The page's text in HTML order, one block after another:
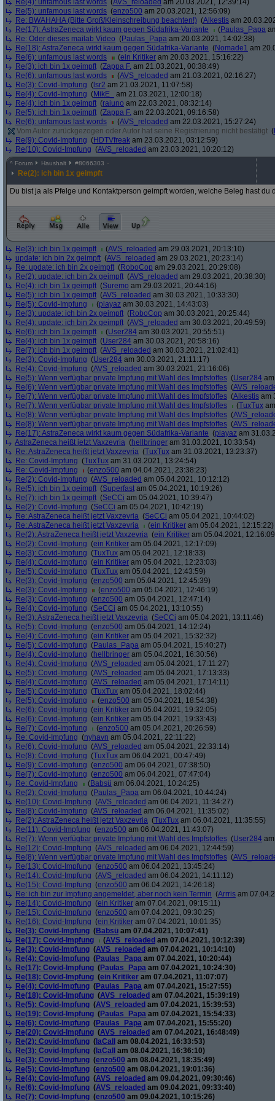
Re(4): unfamous last words (AVS_reloaded am 20.03.2021, 12:39:14)
Re(5): unfamous last words (enzo500 am 20.03.2021, 12:56:09)
Re: BWAHAHA (Bitte Groß/Kleinschreibung beachten!) (Alkestis am
Re(17): AstraZeneca wirkt kaum gegen Südafrika-Variante
(Paulas_Papa
Re: Oder dieses mailab Video (Paulas_Papa am 20.03.2021, 14:02:38)
Re(18): AstraZeneca wirkt kaum gegen Südafrika-Variante (Nomade1 am
Re(6): unfamous last words
(ein Kritiker am 20.03.2021, 15:16:22)
Re(3): ich bin 1x geimpft (Zappa F. am 21.03.2021, 00:38:49)
Re(6): unfamous last words
(AVS_reloaded am 21.03.2021, 02:16:27)
Re(3): Covid-Impfung ( lsr2 am 21.03.2021, 11:07:58)
Re(4): Covid-Impfung (MikE_
am 21.03.2021, 12:00:18)
Re(4): ich bin 1x geimpft (raiuno am 22.03.2021, 08:32:14)
Re(5): ich bin 1x geimpft (Zappa F. am 22.03.2021, 09:16:58)
Re(6): unfamous last words
(AVS_reloaded am 22.03.2021, 15:27:24)
Vom Autor zurückgezogen oder Autor hat seine Registrierung nicht bestätigt (
Re(9): Covid-Impfung (HDTVfreak am 23.03.2021, 03:12:59)
Re(10): Covid-Impfung (AVS_reloaded am 23.03.2021, 10:20:12)
^ Forum Haushalt #8066303
Re(2): ich bin 1x geimpft
Du bist ja als Pfelge und Kontaktperson geimpft worden, welche Beleg hast du
Re(3): ich bin 1x geimpft (AVS_reloaded am 29.03.2021, 20:13:10)
update: ich bin 2x geimpft (AVS_reloaded am 29.03.2021, 20:23:14)
Re: update: ich bin 2x geimpft (RoboCop am 29.03.2021, 20:29:08)
Re(2): update: ich bin 2x geimpft (AVS_reloaded am 29.03.2021, 20:38:30)
Re(4): ich bin 1x geimpft (Suremo am 29.03.2021, 20:44:16)
Re(5): ich bin 1x geimpft (AVS_reloaded am 30.03.2021, 10:33:30)
Re(5): Covid-Impfung
(playaz am 30.03.2021, 14:43:03)
Re(3): update: ich bin 2x geimpft (RoboCop am 30.03.2021, 20:25:44)
Re(4): update: ich bin 2x geimpft (AVS_reloaded am 30.03.2021, 20:49:59)
Re(6): ich bin 1x geimpft
(User284 am 30.03.2021, 20:55:51)
Re(4): ich bin 1x geimpft (User284 am 30.03.2021, 20:58:16)
Re(7): ich bin 1x geimpft (AVS_reloaded am 30.03.2021, 21:02:41)
Re(3): Covid-Impfung (User284 am 30.03.2021, 21:11:17)
Re(4): Covid-Impfung (AVS_reloaded am 30.03.2021, 21:16:06)
Re(5): Wenn verfügbar private Impfung mit Wahl des Impfstoffes (User284
Re(6): Wenn verfügbar private Impfung mit Wahl des Impfstoffes (
Re(7): Wenn verfügbar private Impfung mit Wahl des Impfstoffes (Alkestis am
Re(7): Wenn verfügbar private Impfung mit Wahl des Impfstoffes
(TuxTux
Re(8): Wenn verfügbar private Impfung mit Wahl des Impfstoffes (
Re(8): Wenn verfügbar private Impfung mit Wahl des Impfstoffes (
Re(17): AstraZeneca wirkt kaum gegen Südafrika-Variante (playaz am
AstraZeneca heißt jetzt Vaxzevria (hellbringer am 31.03.2021, 10:33:54)
Re: AstraZeneca heißt jetzt Vaxzevria (TuxTux am 31.03.2021, 13:23:37)
Re: Covid-Impfung (TuxTux am 31.03.2021, 13:24:54)
Re: Covid-Impfung
(enzo500 am 04.04.2021, 23:38:23)
Re(2): Covid-Impfung (AVS_reloaded am 05.04.2021, 10:12:12)
Re(5): ich bin 1x geimpft (Superfast am 05.04.2021, 10:19:26)
Re(7): ich bin 1x geimpft (SeCCi am 05.04.2021, 10:39:47)
Re(2): Covid-Impfung (SeCCi am 05.04.2021, 10:42:19)
Re: AstraZeneca heißt jetzt Vaxzevria (SeCCi am 05.04.2021, 10:44:02)
Re: AstraZeneca heißt jetzt Vaxzevria
(ein Kritiker am 05.04.2021, 12:15:22)
Re(2): AstraZeneca heißt jetzt Vaxzevria (ein Kritiker am 05.04.2021,
Re(2): Covid-Impfung (ein Kritiker am 05.04.2021, 12:17:09)
Re(3): Covid-Impfung (TuxTux am 05.04.2021, 12:18:33)
Re(4): Covid-Impfung (ein Kritiker am 05.04.2021, 12:23:03)
Re(5): Covid-Impfung (TuxTux am 05.04.2021, 12:43:59)
Re(3): Covid-Impfung (enzo500 am 05.04.2021, 12:45:39)
Re(3): Covid-Impfung
(enzo500 am 05.04.2021, 12:46:19)
Re(3): Covid-Impfung (enzo500 am 05.04.2021, 12:47:14)
Re(4): Covid-Impfung (SeCCi am 05.04.2021, 13:10:55)
Re(3): AstraZeneca heißt jetzt Vaxzevria (SeCCi am 05.04.2021, 13:11:46)
Re(5): Covid-Impfung (enzo500 am 05.04.2021, 14:12:24)
Re(4): Covid-Impfung (ein Kritiker am 05.04.2021, 15:32:32)
Re(5): Covid-Impfung (Paulas_Papa am 05.04.2021, 15:40:27)
Re(4): Covid-Impfung (hellbringer am 05.04.2021, 16:30:56)
Re(4): Covid-Impfung (AVS_reloaded am 05.04.2021, 17:11:27)
Re(5): Covid-Impfung (AVS_reloaded am 05.04.2021, 17:13:33)
Re(4): Covid-Impfung (AVS_reloaded am 05.04.2021, 17:14:11)
Re(5): Covid-Impfung (TuxTux am 05.04.2021, 18:02:44)
Re(5): Covid-Impfung
(enzo500 am 05.04.2021, 18:54:38)
Re(6): Covid-Impfung (ein Kritiker am 05.04.2021, 19:32:05)
Re(6): Covid-Impfung (ein Kritiker am 05.04.2021, 19:33:43)
Re(7): Covid-Impfung
(enzo500 am 05.04.2021, 20:26:59)
Re: Covid-Impfung (nyhavn am 05.04.2021, 22:11:22)
Re(6): Covid-Impfung (AVS_reloaded am 05.04.2021, 22:33:14)
Re(8): Covid-Impfung (TuxTux am 06.04.2021, 00:47:49)
Re(9): Covid-Impfung (enzo500 am 06.04.2021, 07:38:50)
Re(7): Covid-Impfung (enzo500 am 06.04.2021, 07:47:04)
Re: Covid-Impfung
(Babsü am 06.04.2021, 10:24:25)
Re(2): Covid-Impfung (Paulas_Papa am 06.04.2021, 10:44:24)
Re(10): Covid-Impfung (AVS_reloaded am 06.04.2021, 11:34:27)
Re(8): Covid-Impfung (AVS_reloaded am 06.04.2021, 11:35:02)
Re(2): AstraZeneca heißt jetzt Vaxzevria (TuxTux am 06.04.2021, 11:35:55)
Re(11): Covid-Impfung (enzo500 am 06.04.2021, 11:43:07)
Re(7): Wenn verfügbar private Impfung mit Wahl des Impfstoffes (User284
Re(12): Covid-Impfung (AVS_reloaded am 06.04.2021, 12:44:59)
Re(8): Wenn verfügbar private Impfung mit Wahl des Impfstoffes (
Re(13): Covid-Impfung (enzo500 am 06.04.2021, 13:45:24)
Re(14): Covid-Impfung (AVS_reloaded am 06.04.2021, 14:11:12)
Re(15): Covid-Impfung (enzo500 am 06.04.2021, 14:26:18)
Re: ich bin zur Impfung angemeldet, aber noch kein Termin (Arrris am
Re(14): Covid-Impfung (ein Kritiker am 07.04.2021, 09:15:11)
Re(15): Covid-Impfung (enzo500 am 07.04.2021, 09:30:25)
Re(16): Covid-Impfung (ein Kritiker am 07.04.2021, 10:01:35)
Re(3): Covid-Impfung (Babsü am 07.04.2021, 10:07:41)
Re(17): Covid-Impfung
(AVS_reloaded am 07.04.2021, 10:12:39)
Re(3): Covid-Impfung (AVS_reloaded am 07.04.2021, 10:14:10)
Re(4): Covid-Impfung (Paulas_Papa am 07.04.2021, 10:20:44)
Re(17): Covid-Impfung (Paulas_Papa am 07.04.2021, 10:24:30)
Re(18): Covid-Impfung (ein Kritiker am 07.04.2021, 11:07:07)
Re(4): Covid-Impfung (Paulas_Papa am 07.04.2021, 15:27:55)
Re(18): Covid-Impfung (AVS_reloaded am 07.04.2021, 15:39:19)
Re(5): Covid-Impfung (AVS_reloaded am 07.04.2021, 15:39:53)
Re(19): Covid-Impfung (Paulas_Papa am 07.04.2021, 15:54:33)
Re(6): Covid-Impfung (Paulas_Papa am 07.04.2021, 15:55:20)
Re(20): Covid-Impfung (AVS_reloaded am 07.04.2021, 16:48:49)
Re(2): Covid-Impfung ( laCall
am 08.04.2021, 16:33:53)
Re(3): Covid-Impfung ( laCall
am 08.04.2021, 16:36:10)
Re(3): Covid-Impfung (enzo500 am 08.04.2021, 18:35:49)
Re(5): Covid-Impfung (enzo500 am 08.04.2021, 19:01:36)
Re(4): Covid-Impfung (AVS_reloaded am 09.04.2021, 09:30:46)
Re(6): Covid-Impfung (AVS_reloaded am 09.04.2021, 09:33:40)
Re(7): Covid-Impfung (enzo500 am 09.04.2021, 10:15:26)